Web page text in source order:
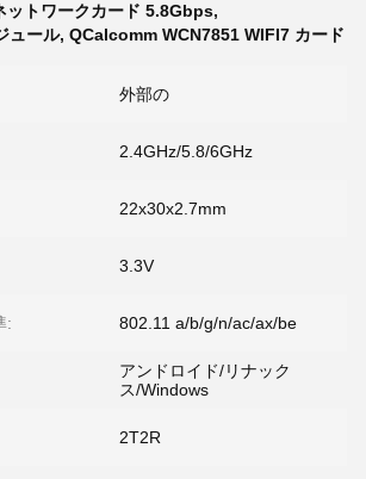
ットワークカード 5.8Gbps,
ュール, QCalcomm WCN7851 WIFI7 カード
外部の
2.4GHz/5.8/6GHz
22x30x2.7mm
3.3V
: 802.11 a/b/g/n/ac/ax/be
アンドロイド/リナック
ス/Windows
2T2R